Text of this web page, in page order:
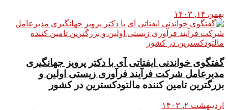
بهمن ۱۴, ۱۴۰۳
گفتگوی خواندنی ایفتاتی آی با دکتر پرویز جهانگیری
مدیرعامل شرکت فرآیند فرآوری زیستی اولین و
بزرگترین تامین کننده مالتودکسترین در کشور
اردیبهشت ۲, ۱۴۰۳